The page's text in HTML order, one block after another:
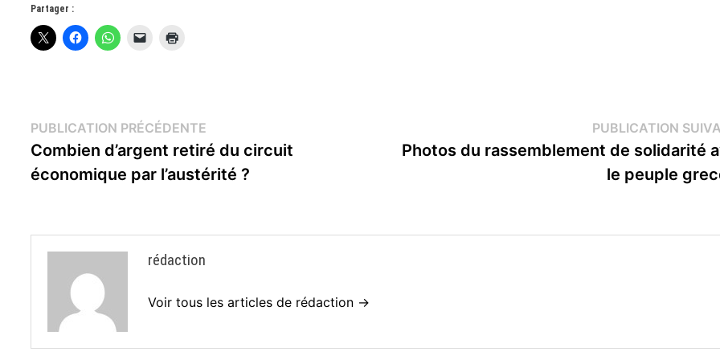
Partager :
Navigation
de
l’article
PUBLICATION PRÉCÉDENTE
précédente :
Combien d’argent retiré du circuit
économique par l’austérité ?
PUBLICATION
Photos du rassemblement de solidarité
le peuple
rédaction
Voir tous les articles de rédaction →